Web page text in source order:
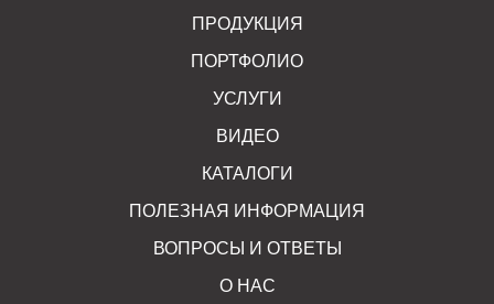
ПРОДУКЦИЯ
ПОРТФОЛИО
УСЛУГИ
ВИДЕО
КАТАЛОГИ
ПОЛЕЗНАЯ ИНФОРМАЦИЯ
ВОПРОСЫ И ОТВЕТЫ
О НАС